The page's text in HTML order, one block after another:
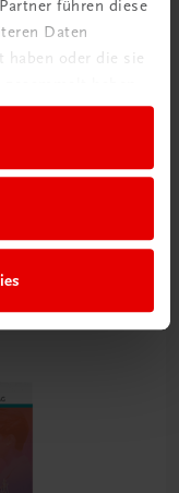
führen diese
Daten
haben oder die sie
und Köche